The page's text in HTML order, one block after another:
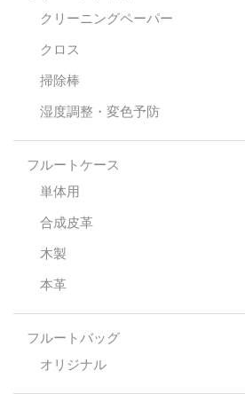
クリーニングペーパー
クロス
掃除棒
湿度調整・変色予防
フルートケース
単体用
合成皮革
木製
本革
フルートバッグ
オリジナル